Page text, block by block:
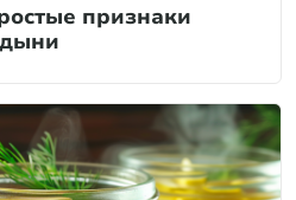
признаки